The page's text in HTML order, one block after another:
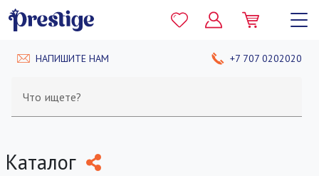
НАПИШИТЕ НАМ +7 707 0202020
Что ищете?
Каталог